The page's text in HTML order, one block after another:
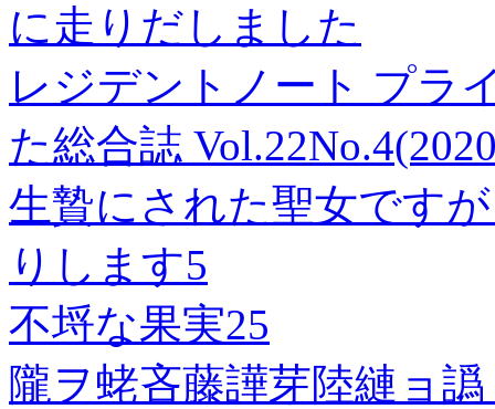
に走りだしました
レジデントノート プラ
た総合誌
生贄にされた聖女です
りします5
不埒な果実25
隴ヲ蛯吝藤譁芽陸縺ョ